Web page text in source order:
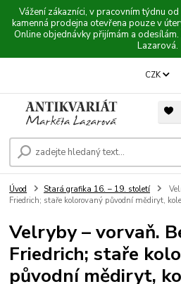
Vážení zákazníci, v pracovním týdnu
kamenná prodejna otevřena pouze v
Online objednávky přijímám a
Lazarová.
CZK
Úvod Stará grafika 16. – 19. století
Friedrich; staře kolorovaný původní mědiryt,
Velryby – vorvaň.
Friedrich; staře
původní mědiryt,